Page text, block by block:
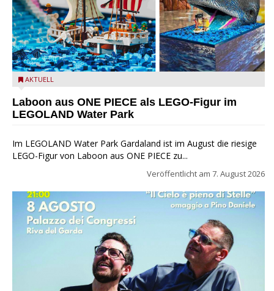
Laboon aus ONE PIECE als LEGO-Figur im LEGOLAND Water
AKTUELL
Laboon aus ONE PIECE als LEGO-Figur im
LEGOLAND Water Park
Im LEGOLAND Water Park Gardaland ist im August die riesige
LEGO-Figur von Laboon aus ONE PIECE zu...
Veröffentlicht am 7. August 2026